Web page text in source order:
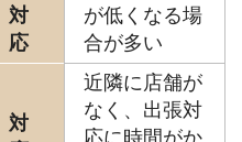
対
応
が低くなる場
合が多い
対
近隣に店舗が
なく、出張対
応に時間がか